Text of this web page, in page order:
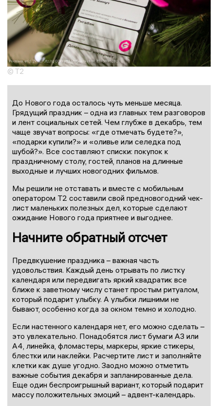
© Т2
До Нового года осталось чуть меньше месяца.
Грядущий праздник – одна из главных тем разговоров
и лент социальных сетей. Чем глубже в декабрь, тем
чаще звучат вопросы: «где отмечать будете?»,
«подарки купили?» и «оливье или селедка под
шубой?». Все составляют списки: покупок к
праздничному столу, гостей, планов на длинные
выходные и лучших новогодних фильмов.
Мы решили не отставать и вместе с мобильным
оператором T2 составили свой предновогодний чек-
лист маленьких полезных дел, которые сделают
ожидание Нового года приятнее и выгоднее.
Начните обратный отсчет
Предвкушение праздника – важная часть
удовольствия. Каждый день отрывать по листку
календаря или передвигать яркий квадратик все
ближе к заветному числу станет простым ритуалом,
который подарит улыбку. А улыбки лишними не
бывают, особенно когда за окном темно и холодно.
Если настенного календаря нет, его можно сделать –
это увлекательно. Понадобятся лист бумаги А3 или
А4, линейка, фломастеры, маркеры, яркие стикеры,
блестки или наклейки. Расчертите лист и заполняйте
клетки как душе угодно. Заодно можно отметить
важные события декабря и запланированные дела.
Еще один беспроигрышный вариант, который подарит
массу положительных эмоций – адвент-календарь.